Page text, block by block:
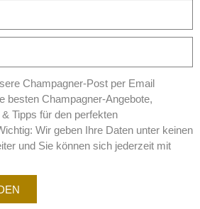
Champagner-Post per Email
besten Champagner-Angebote,
Tipps für den perfekten
Wir geben Ihre Daten unter keinen
und Sie können sich jederzeit mit